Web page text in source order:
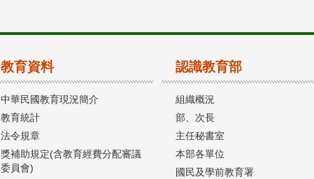
教育資料
中華民國教育現況簡介
教育統計
法令規章
獎補助規定(含教育經費分配審議
委員會)
認識教育部
組織概況
部、次長
主任秘書室
本部各單位
國民及學前教育署